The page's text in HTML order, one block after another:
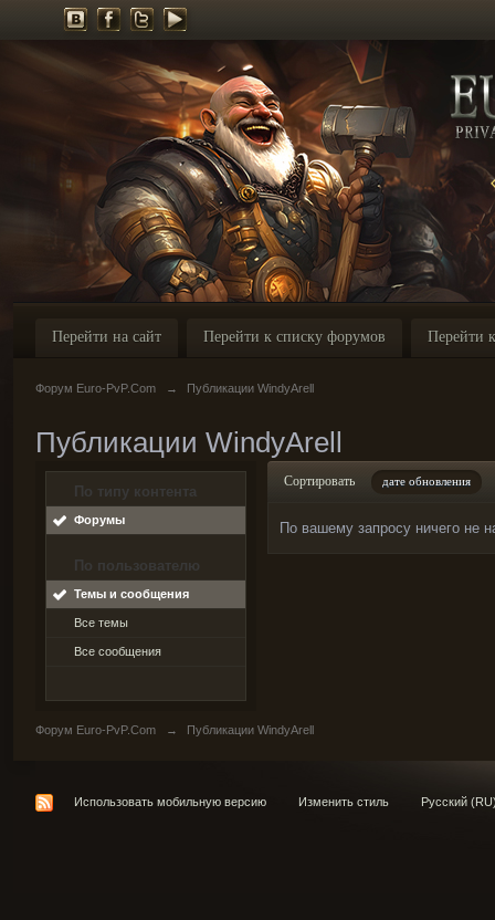
Перейти на сайт Перейти к списку форумов Перейти
Форум Euro-PvP.Com → Публикации WindyArell
Публикации WindyArell
По типу контента
Форумы
По пользователю
Темы и сообщения
Все темы
Все сообщения
Сортировать дате обновления
По вашему запросу ничего не
Форум Euro-PvP.Com → Публикации WindyArell
Использовать мобильную версию Изменить стиль Русский